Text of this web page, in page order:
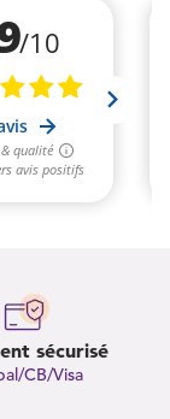
sécurisé
CB/Visa